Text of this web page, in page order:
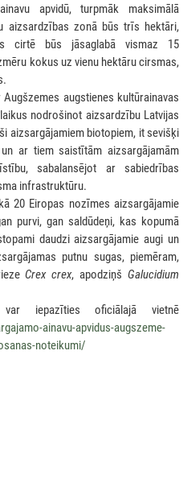
apvidū, turpmāk maksimālā
aizsardzības zonā būs trīs hektāri,
cirtē būs jāsaglabā vismaz 15
kokus uz vienu hektāru cirsmas,
augstienes kultūrainavas
nodrošinot aizsardzību Latvijas
aizsargājamiem biotopiem, it sevišķi
ar tiem saistītām aizsargājamām
sabalansējot ar sabiedrības
infrastruktūru.
20 Eiropas nozīmes aizsargājamie
purvi, gan saldūdeņi, kas kopumā
daudzi aizsargājamie augi un
putnu sugas, piemēram,
Crex crex, apodziņš Galucidium
iepazīties oficiālajā vietnē
ainavu-apvidus-augszeme-
noteikumi/